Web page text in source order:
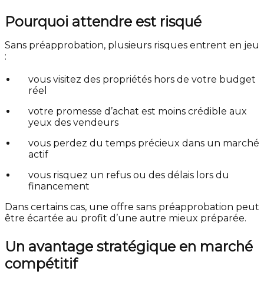
Pourquoi attendre est risqué
Sans préapprobation, plusieurs risques entrent en jeu
:
vous visitez des propriétés hors de votre budget
réel
votre promesse d’achat est moins crédible aux
yeux des vendeurs
vous perdez du temps précieux dans un marché
actif
vous risquez un refus ou des délais lors du
financement
Dans certains cas, une offre sans préapprobation peut
être écartée au profit d’une autre mieux préparée.
Un avantage stratégique en marché
compétitif